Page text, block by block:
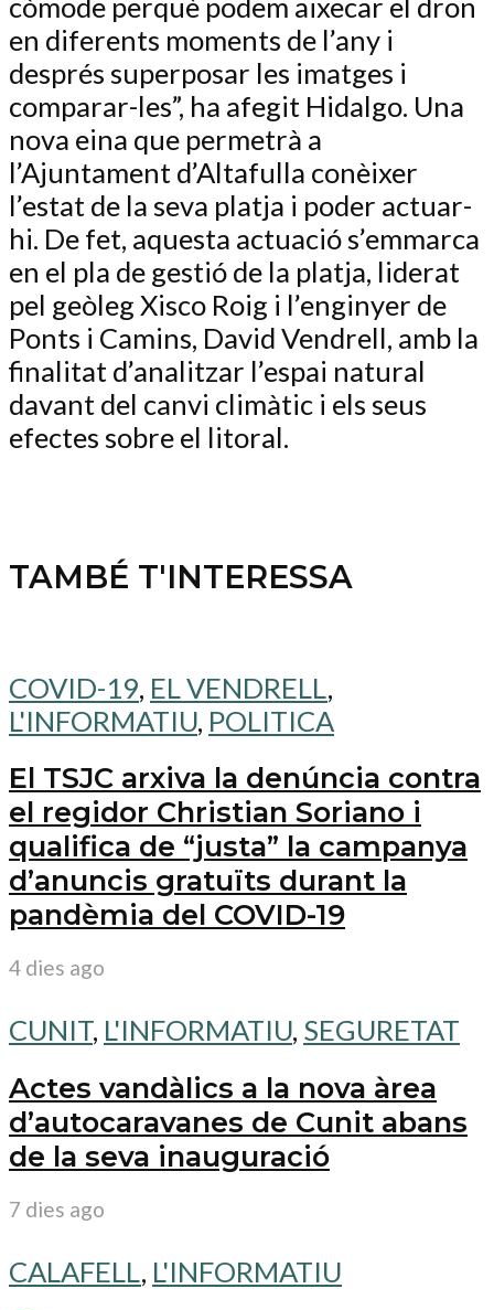
en diferents moments de l’any i
després superposar les imatges i
comparar-les”, ha afegit Hidalgo. Una
nova eina que permetrà a
l’Ajuntament d’Altafulla conèixer
l’estat de la seva platja i poder actuar-
hi. De fet, aquesta actuació s’emmarca
en el pla de gestió de la platja, liderat
pel geòleg Xisco Roig i l’enginyer de
Ponts i Camins, David Vendrell, amb la
finalitat d’analitzar l’espai natural
davant del canvi climàtic i els seus
efectes sobre el litoral.
TAMBÉ T'INTERESSA
COVID-19, EL VENDRELL ,
L'INFORMATIU, POLITICA
El TSJC arxiva la denúncia contra
el regidor Christian Soriano i
qualifica de “justa” la campanya
d’anuncis gratuïts durant la
pandèmia del COVID-19
4 dies ago
CUNIT, L'INFORMATIU, SEGURETAT
Actes vandàlics a la nova àrea
d’autocaravanes de Cunit abans
de la seva inauguració
7 dies ago
CALAFELL , L'INFORMATIU